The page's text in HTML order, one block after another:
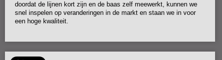
doordat de lijnen kort zijn en de baas zelf meewerkt, kunnen we
snel inspelen op veranderingen in de markt en staan we in voor
een hoge kwaliteit.